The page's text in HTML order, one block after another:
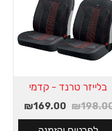
בלייזר טרנד - קדמי
₪169.00